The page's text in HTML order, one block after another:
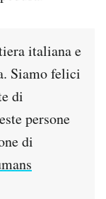
italiana e
Siamo felici
di
persone
di